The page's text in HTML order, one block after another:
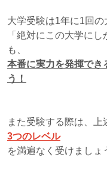
大学受験は1年に1回の
「絶対にこの大学に
も、
本番に実力を発揮でき
う！
また受験する際は、上
3つのレベル
を満遍なく受けましょ